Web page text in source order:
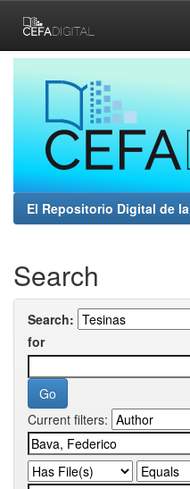
navigation
El Repositorio Digital de
Search
Search:
for
Current filters: